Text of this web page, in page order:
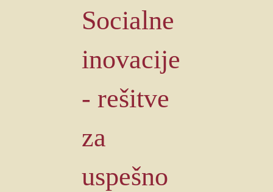
Socialne
inovacije
- rešitve
za
uspešno